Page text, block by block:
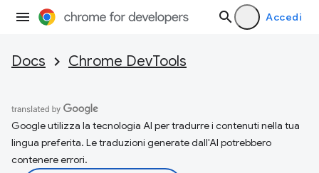
Accedi
Docs Chrome DevTools
Google utilizza la tecnologia AI per tradurre i contenuti nella tua
lingua preferita. Le traduzioni generate dall'AI potrebbero
contenere errori.